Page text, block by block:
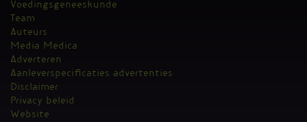
Kantoormenu
Voedingsgeneeskunde
Team
Auteurs
Media Medica
Adverteren
Aanleverspecificaties advertenties
Disclaimer
Privacy beleid
Website